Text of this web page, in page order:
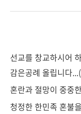
선교를 창교하시어
감은공례 올립니다
혼란과 절망이 중중
청정한 한민족 혼불